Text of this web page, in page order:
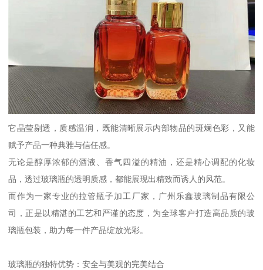
它晶莹剔透，质感温润，既能清晰展示内部物品的斑斓色彩，又能
赋予产品一种典雅与信任感。
无论是醇厚浓郁的酒液、香气四溢的精油，还是精心调配的化妆
品，透过玻璃瓶的透明质感，都能展现出精致而诱人的风范。
而作为一家专业的拉管瓶子加工厂家，广州乐鑫玻璃制品有限公
司，正是以精湛的工艺和严谨的态度，为全球客户打造高品质的玻
璃瓶包装，助力每一件产品绽放光彩。
玻璃瓶的独特优势：安全与美观的完美结合